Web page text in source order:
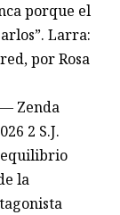
porque el
Larra:
por Rosa
Zenda
2 S.J.
equilibrio
la